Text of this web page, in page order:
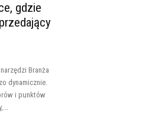
gdzie
Branża
dynamicznie.
i punktów